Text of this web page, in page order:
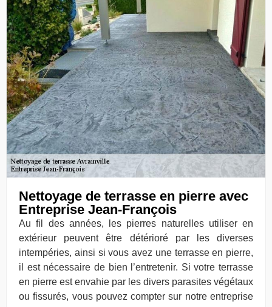
Nettoyage de terrasse en pierre avec
Entreprise Jean-François
Au fil des années, les pierres naturelles utiliser en
extérieur peuvent être détérioré par les diverses
intempéries, ainsi si vous avez une terrasse en pierre,
il est nécessaire de bien l’entretenir. Si votre terrasse
en pierre est envahie par les divers parasites végétaux
ou fissurés, vous pouvez compter sur notre entreprise